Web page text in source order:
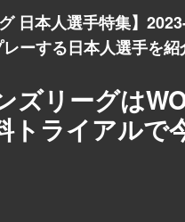
日本人選手特集】
ーする日本人選手を紹
リーグは
トライアルで